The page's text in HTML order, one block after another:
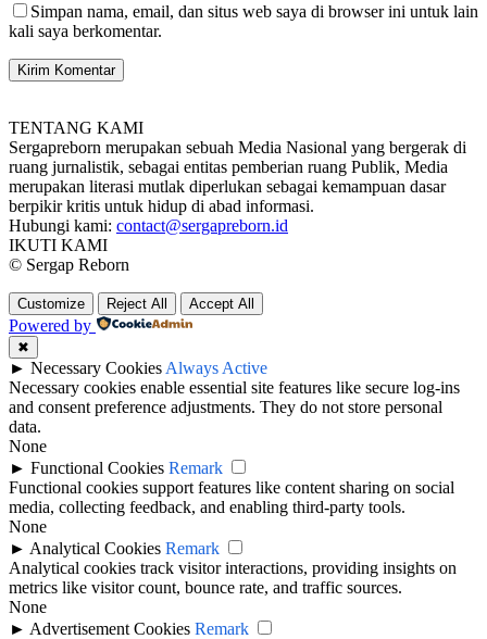
Simpan nama, email, dan situs web saya di browser ini untuk lain
kali saya berkomentar.
TENTANG KAMI
Sergapreborn merupakan sebuah Media Nasional yang bergerak di
ruang jurnalistik, sebagai entitas pemberian ruang Publik, Media
merupakan literasi mutlak diperlukan sebagai kemampuan dasar
berpikir kritis untuk hidup di abad informasi.
Hubungi kami: contact@sergapreborn.id
IKUTI KAMI
© Sergap Reborn
Customize Reject All Accept All
Powered by
✖
► Necessary Cookies Always Active
Necessary cookies enable essential site features like secure log-ins
and consent preference adjustments. They do not store personal
data.
None
► Functional Cookies Remark
Functional cookies support features like content sharing on social
media, collecting feedback, and enabling third-party tools.
None
► Analytical Cookies Remark
Analytical cookies track visitor interactions, providing insights on
metrics like visitor count, bounce rate, and traffic sources.
None
► Advertisement Cookies Remark